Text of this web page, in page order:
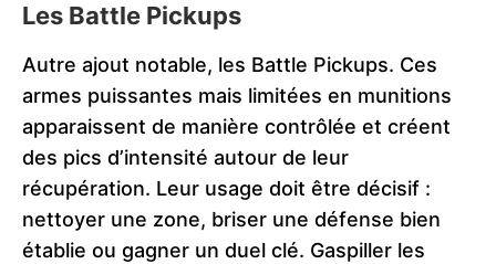
Les Battle Pickups
Autre ajout notable, les Battle Pickups. Ces
armes puissantes mais limitées en munitions
apparaissent de manière contrôlée et créent
des pics d’intensité autour de leur
récupération. Leur usage doit être décisif :
nettoyer une zone, briser une défense bien
établie ou gagner un duel clé. Gaspiller les